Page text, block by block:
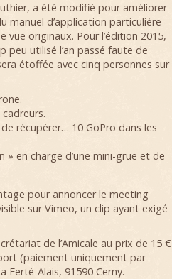
a été modifié pour améliorer
manuel d’application particulière
vue originaux. Pour l’édition 2015,
peu utilisé l’an passé faute de
étoffée avec cinq personnes sur
récupérer… 10 GoPro dans les
en charge d’une mini-grue et de
pour annoncer le meeting
sur Vimeo, un clip ayant exigé
de l’Amicale au prix de 15 €
(paiement uniquement par
Ferté-Alais, 91590 Cerny.